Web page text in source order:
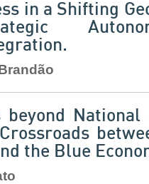
in a Shifting
beyond National
the Blue